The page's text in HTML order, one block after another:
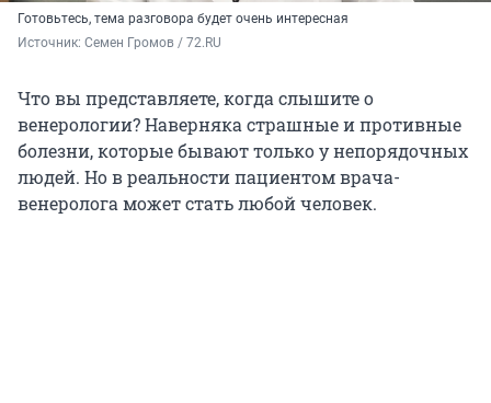
Готовьтесь, тема разговора будет очень интересная
Источник: Семен Громов / 72.RU
Что вы представляете, когда слышите о
венерологии? Наверняка страшные и противные
болезни, которые бывают только у непорядочных
людей. Но в реальности пациентом врача-
венеролога может стать любой человек.